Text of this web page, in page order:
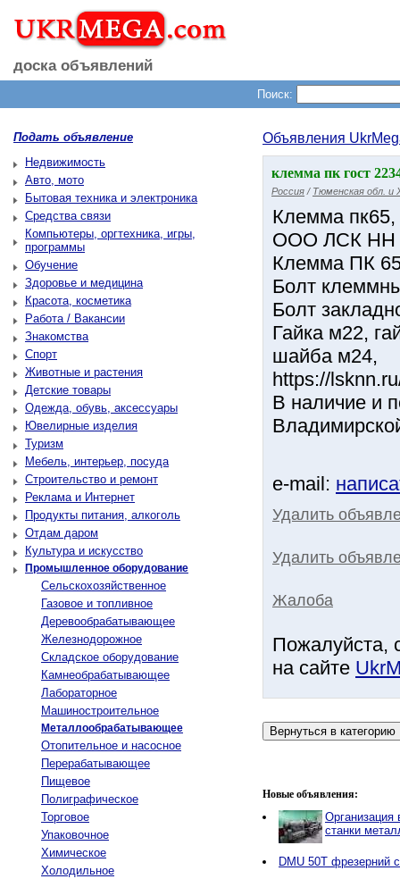
доска объявлений
Поиск:
Подать объявление
Недвижимость
Авто, мото
Бытовая техника и электроника
Средства связи
Компьютеры, оргтехника, игры,
программы
Обучение
Здоровье и медицина
Красота, косметика
Работа / Вакансии
Знакомства
Спорт
Животные и растения
Детские товары
Одежда, обувь, аксессуары
Ювелирные изделия
Туризм
Мебель, интерьер, посуда
Строительство и ремонт
Реклама и Интернет
Продукты питания, алкоголь
Отдам даром
Культура и искусство
Промышленное оборудование
Сельскохозяйственное
Газовое и топливное
Деревообрабатывающее
Железнодорожное
Складское оборудование
Камнеобрабатывающее
Лабораторное
Машиностроительное
Металлообрабатывающее
Отопительное и насосное
Перерабатывающее
Пищевое
Полиграфическое
Торговое
Упаковочное
Химическое
Холодильное
Объявления
клемма пк гост
Россия / Тюменская обл.
Клемма
ООО ЛСК НН
Клемма ПК 65
Болт
Болт
Гайка м22,
шайба м24,
https://
В наличие и
e-mail:
Удалить
Удалить
Жалоба
Пожалуйста,
на сайте
Новые объявления:
Организация
станки
DMU 50T фрезерний